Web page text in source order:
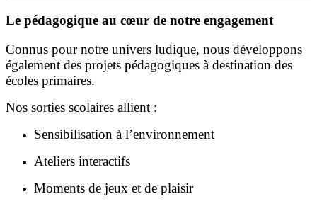
Le pédagogique au cœur de notre engagement
Connus pour notre univers ludique, nous développons
également des projets pédagogiques à destination des
écoles primaires.
Nos sorties scolaires allient :
Sensibilisation à l’environnement
Ateliers interactifs
Moments de jeux et de plaisir